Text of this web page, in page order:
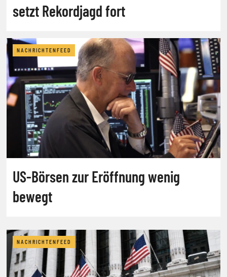
setzt Rekordjagd fort
NACHRICHTENFEED
US-Börsen zur Eröffnung wenig
bewegt
NACHRICHTENFEED